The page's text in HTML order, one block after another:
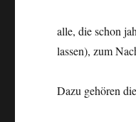
alle, die schon
lassen), zum
Dazu gehören